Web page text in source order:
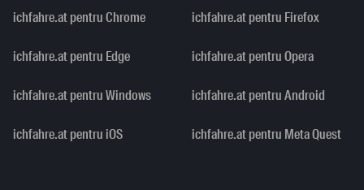
ichfahre.at pentru Chrome ichfahre.at pentru Firefox
ichfahre.at pentru Edge ichfahre.at pentru Opera
ichfahre.at pentru Windows ichfahre.at pentru Android
ichfahre.at pentru iOS ichfahre.at pentru Meta Quest